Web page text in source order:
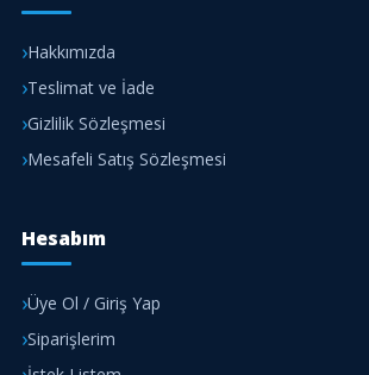
Hakkımızda
Teslimat ve İade
Gizlilik Sözleşmesi
Mesafeli Satış Sözleşmesi
Hesabım
Üye Ol / Giriş Yap
Siparişlerim